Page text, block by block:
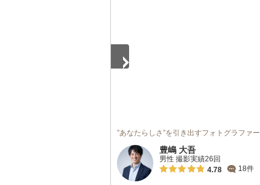
”あなたらしさ”を引き出すフォトグラファー
豊嶋 大吾
男性 撮影実績26回
4.78
18件